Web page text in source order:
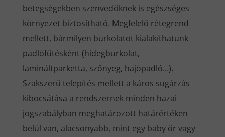
betegségekben szenvedőknek is egészséges
környezet biztosítható. Megfelelő rétegrend
mellett, bármilyen burkolatot kialakíthatunk
padlófűtésként (hidegburkolat,
lamináltparketta, szőnyeg, hajópadló…).
Szakszerű telepítés mellett a káros sugárzás
kibocsátása a rendszernek minden hazai
jogszabályban meghatározott határértéken
belül van, alacsonyabb, mint egy baby őr vagy